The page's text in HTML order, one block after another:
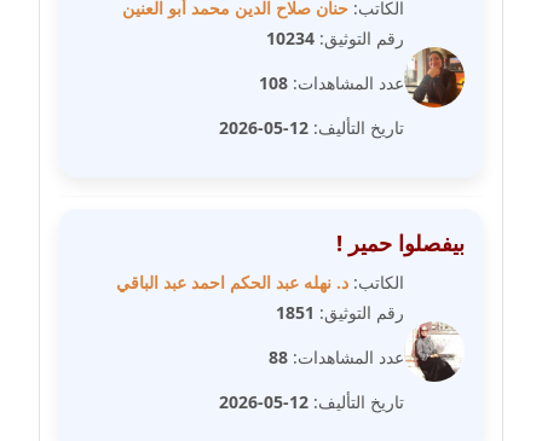
مدونة علاء سرحان
عاملة
مدونة علي الصادق
عاملة
مدونة عماد مصباح
مدونة عمرو عاطف
الكاتب: حنان صلاح الدين محمد أبو العنين
رقم التوثيق: 10234
عدد المشاهدات: 108
تاريخ التأليف: 12-05-2026
بيفصلوا حمير !
الكاتب: د. نهله عبد الحكم احمد عبد الباقي
رقم التوثيق: 1851
عدد المشاهدات: 88
تاريخ التأليف: 12-05-2026